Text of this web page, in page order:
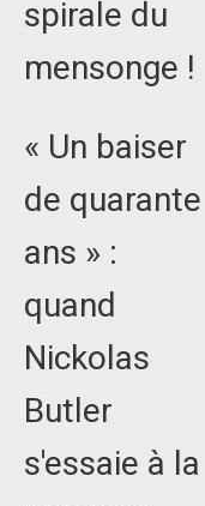
spirale du
mensonge !
« Un baiser
de quarante
ans » :
quand
Nickolas
Butler
s'essaie à la